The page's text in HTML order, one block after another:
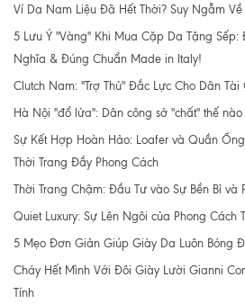
Ví Da Nam Liệu Đã Hết Thời? Suy Ngẫm Về
5 Lưu Ý "Vàng" Khi Mua Cặp Da Tặng Sếp:
Nghĩa & Đúng Chuẩn Made in Italy!
Clutch Nam: "Trợ Thủ" Đắc Lực Cho Dân
Hà Nội "đổ lửa": Dân công sở "chất" thế
Sự Kết Hợp Hoàn Hảo: Loafer và Quần
Thời Trang Đầy Phong Cách
Thời Trang Chậm: Đầu Tư vào Sự Bền Bỉ và
Quiet Luxury: Sự Lên Ngôi của Phong Cách
5 Mẹo Đơn Giản Giúp Giày Da Luôn Bóng
Cháy Hết Mình Với Đôi Giày Lười Gianni
Tính